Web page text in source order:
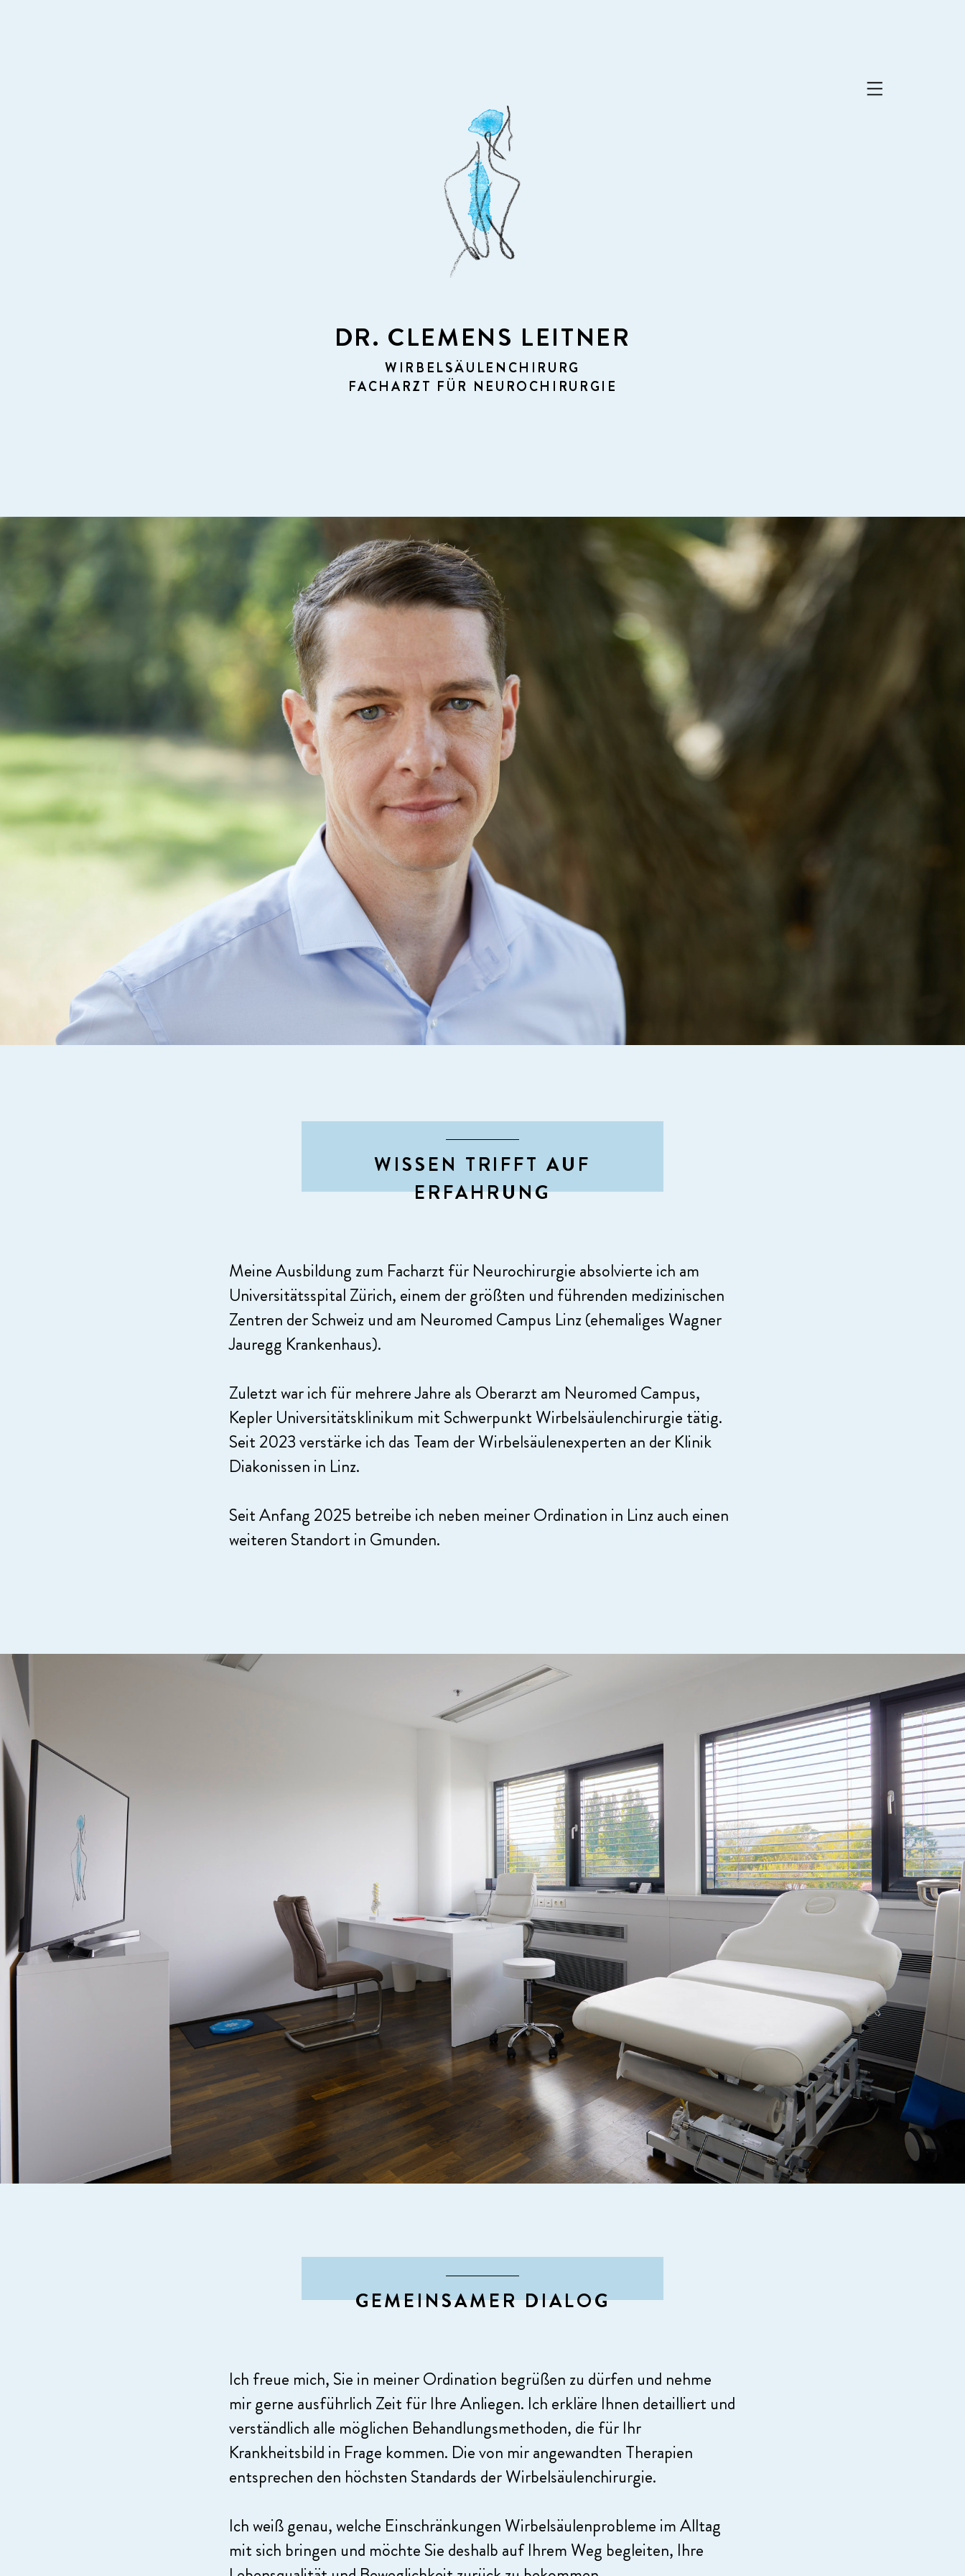
DR. CLEMENS LEITNER
WIRBELSÄULENCHIRURG
FACHARZT FÜR NEUROCHIRURGIE
WISSEN TRIFFT AUF
ERFAHRUNG
Meine Ausbildung zum Facharzt für Neurochirurgie absolvierte ich am
Universitätsspital Zürich, einem der größten und führenden medizinischen
Zentren der Schweiz und am Neuromed Campus Linz (ehemaliges Wagner
Jauregg Krankenhaus).
Zuletzt war ich für mehrere Jahre als Oberarzt am Neuromed Campus,
Kepler Universitätsklinikum mit Schwerpunkt Wirbelsäulenchirurgie tätig.
Seit 2023 verstärke ich das Team der Wirbelsäulenexperten an der Klinik
Diakonissen in Linz.
Seit Anfang 2025 betreibe ich neben meiner Ordination in Linz auch einen
weiteren Standort in Gmunden.
GEMEINSAMER DIALOG
Ich freue mich, Sie in meiner Ordination begrüßen zu dürfen und nehme
mir gerne ausführlich Zeit für Ihre Anliegen. Ich erkläre Ihnen detailliert und
verständlich alle möglichen Behandlungsmethoden, die für Ihr
Krankheitsbild in Frage kommen. Die von mir angewandten Therapien
entsprechen den höchsten Standards der Wirbelsäulenchirurgie.
Ich weiß genau, welche Einschränkungen Wirbelsäulenprobleme im Alltag
mit sich bringen und möchte Sie deshalb auf Ihrem Weg begleiten, Ihre